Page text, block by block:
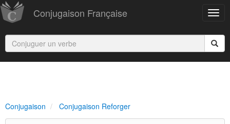
Conjugaison Française
Conjugaison Conjugaison Reforger